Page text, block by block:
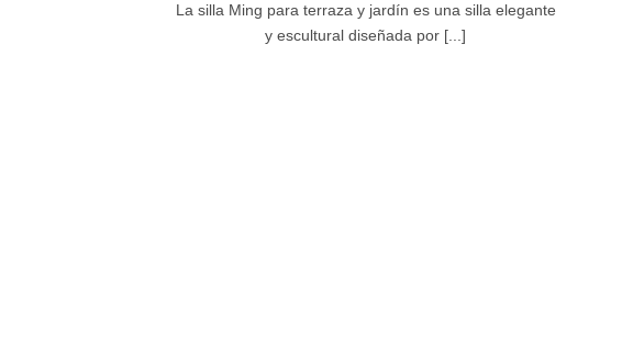
La silla Ming para terraza y jardín es una silla elegante
y escultural diseñada por [...]